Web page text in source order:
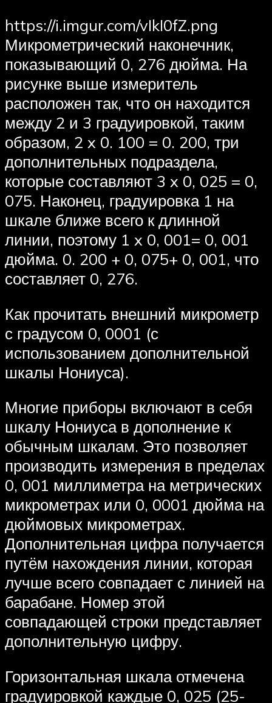
https://i.imgur.com/vIkI0fZ.png
Микрометрический наконечник,
показывающий 0, 276 дюйма. На
рисунке выше измеритель
расположен так, что он находится
между 2 и 3 градуировкой, таким
образом, 2 x 0. 100 = 0. 200, три
дополнительных подраздела,
которые составляют 3 x 0, 025 = 0,
075. Наконец, градуировка 1 на
шкале ближе всего к длинной
линии, поэтому 1 x 0, 001= 0, 001
дюйма. 0. 200 + 0, 075+ 0, 001, что
составляет 0, 276.
Как прочитать внешний микрометр
с градусом 0, 0001 (с
использованием дополнительной
шкалы Нониуса).
Многие приборы включают в себя
шкалу Нониуса в дополнение к
обычным шкалам. Это позволяет
производить измерения в пределах
0, 001 миллиметра на метрических
микрометрах или 0, 0001 дюйма на
дюймовых микрометрах.
Дополнительная цифра получается
путём нахождения линии, которая
лучше всего совпадает с линией на
барабане. Номер этой
совпадающей строки представляет
дополнительную цифру.
Горизонтальная шкала отмечена
градуировкой каждые 0, 025 (25-